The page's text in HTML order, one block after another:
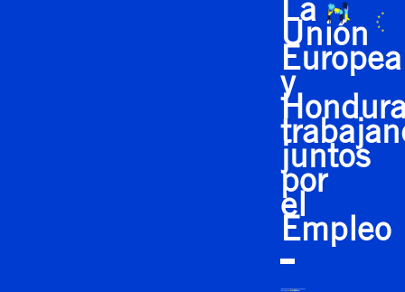
La
Unión
Europea
y
juntos
por
el
Empleo